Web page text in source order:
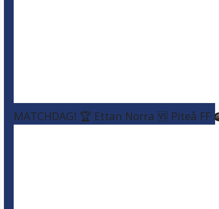
MATCHDAG! 🏆 Ettan Norra 🆚 Piteå FF